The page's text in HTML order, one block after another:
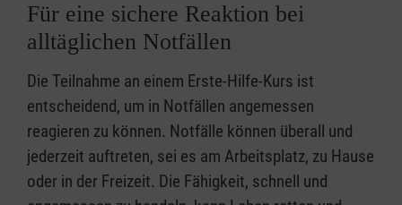
Für eine sichere Reaktion bei
alltäglichen Notfällen
Die Teilnahme an einem Erste-Hilfe-Kurs ist
entscheidend, um in Notfällen angemessen
reagieren zu können. Notfälle können überall und
jederzeit auftreten, sei es am Arbeitsplatz, zu Hause
oder in der Freizeit. Die Fähigkeit, schnell und